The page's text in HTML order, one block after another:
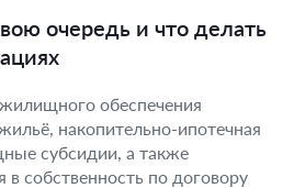
очередь и что делать
обеспечения
накопительно-ипотечная
субсидии, а также
в собственность по договору